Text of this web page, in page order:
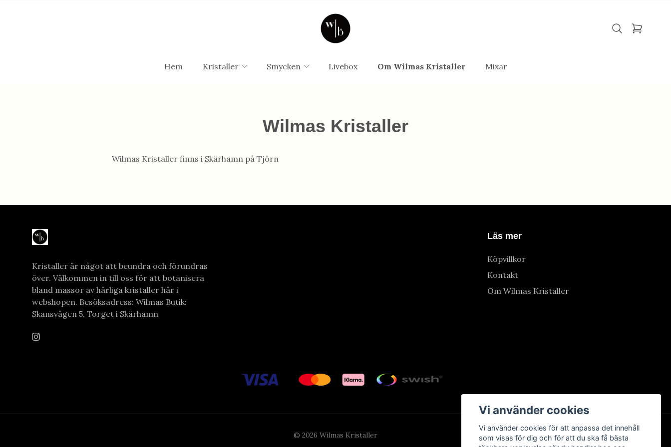
Hem Kristaller Smycken Livebox Om Wilmas Kristaller Mixar
Wilmas Kristaller
Wilmas Kristaller finns i Skärhamn på Tjörn
Kristaller är något att beundra och förundras
över. Välkommen in till oss för att botanisera
bland massor av härliga kristaller här i
webshopen. Besöksadress: Wilmas Butik:
Skansvägen 5, Torget i Skärhamn
Läs mer
Köpvillkor
Kontakt
Om Wilmas Kristaller
© 2026 Wilmas Kristaller
Vi använder cookies
Vi använder cookies för att anpassa det innehåll
som visas för dig och för att du ska få bästa